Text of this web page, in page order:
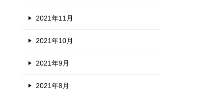
2021年11月
2021年10月
2021年9月
2021年8月